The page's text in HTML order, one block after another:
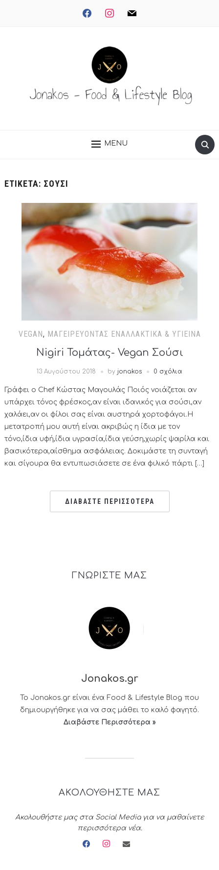
facebookinstagrammail
MENU
ΕΤΙΚΈΤΑ: ΣΟΎΣΙ
VEGAN, ΜΑΓΕΙΡΕΎΟΝΤΑΣ ΕΝΑΛΛΑΚΤΙΚΆ & ΥΓΙΕΙΝΆ
Nigiri Τομάτας- Vegan Σούσι
13 Αυγούστου 2018 by jonakos 0 σχόλια
Γράφει ο Chef Κώστας Μαγουλάς Ποιός νοιάζεται αν
υπάρχει τόνος φρέσκος,αν είναι ιδανικός για σούσι,αν
χαλάει,αν οι φίλοι σας είναι αυστηρά χορτοφάγοι.Η
μετατροπή μου αυτή είναι ακριβώς η ίδια με τον
τόνο,ίδια υφή,ίδια υγρασία,ίδια γεύση,χωρίς ψαρίλα και
βασικότερα,αίσθημα ασφάλειας. Δοκιμάστε τη συνταγή
και σίγουρα θα εντυπωσιάσετε σε ένα φιλικό πάρτι […]
ΔΙΑΒΑΣΤΕ ΠΕΡΙΣΣΟΤΕΡΑ
ΓΝΩΡΙΣΤΕ ΜΑΣ
Jonakos.gr
Το Jonakos.gr είναι ένα Food & Lifestyle Blog που
δημιουργήθηκε για να σας μάθει το καλό φαγητό.
Διαβάστε Περισσότερα »
ΑΚΟΛΟΥΘΗΣΤΕ ΜΑΣ
Ακολουθήστε μας στα Social Media για να μαθαίνετε
περισσότερα νέα.
facebookinstagramenvelope